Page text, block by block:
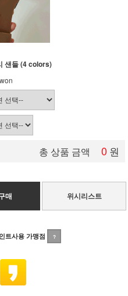
샌들 (4 colors)
won
총 상품 금액 0 원
매 위시리스트
트사용 가맹점 ?